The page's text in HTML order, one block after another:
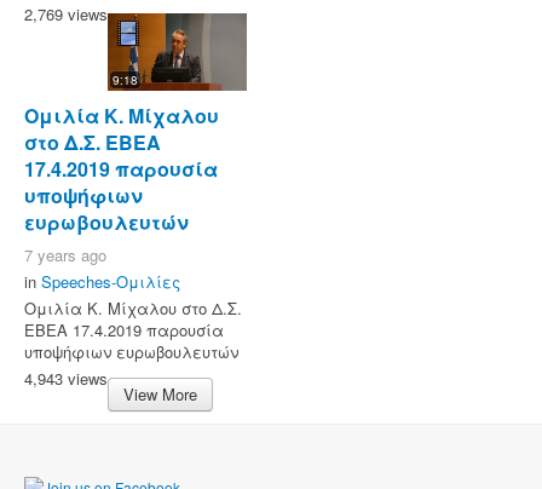
2,769 views
9:18
Ομιλία Κ. Μίχαλου
στο Δ.Σ. ΕΒΕΑ
17.4.2019 παρουσία
υποψήφιων
ευρωβουλευτών
7 years ago
in Speeches-Ομιλίες
Ομιλία Κ. Μίχαλου στο Δ.Σ.
ΕΒΕΑ 17.4.2019 παρουσία
υποψήφιων ευρωβουλευτών
4,943 views
View More